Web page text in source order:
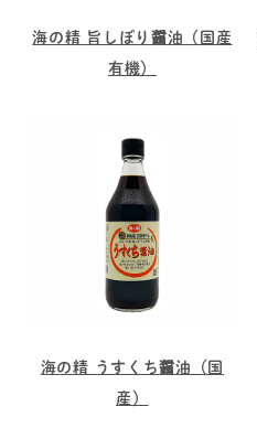
海の精 旨しぼり醤油（国産
有機）
海の精 うすくち醤油（国
産）